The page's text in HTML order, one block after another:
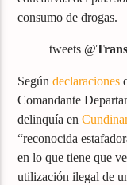
consumo de drogas.
tweets @
Segúndeclaraciones
Comandante
delinquía en
“reconocida
en lo que tiene que
utilización ilegal de